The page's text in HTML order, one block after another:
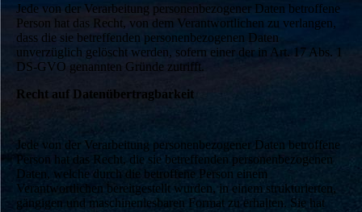
Jede von der Verarbeitung personenbezogener Daten betroffene
Person hat das Recht, von dem Verantwortlichen zu verlangen,
dass die sie betreffenden personenbezogenen Daten
unverzüglich gelöscht werden, sofern einer der in Art. 17 Abs. 1
DS-GVO genannten Gründe zutrifft.
Recht auf Datenübertragbarkeit
Jede von der Verarbeitung personenbezogener Daten betroffene
Person hat das Recht, die sie betreffenden personenbezogenen
Daten, welche durch die betroffene Person einem
Verantwortlichen bereitgestellt wurden, in einem strukturierten,
gängigen und maschinenlesbaren Format zu erhalten. Sie hat